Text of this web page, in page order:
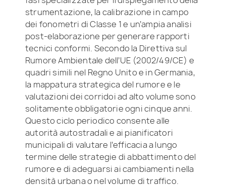
strumentazione, la calibrazione in campo
dei fonometri di Classe 1 e un’ampia analisi
post-elaborazione per generare rapporti
tecnici conformi. Secondo la Direttiva sul
Rumore Ambientale dell’UE (2002/49/CE) e
quadri simili nel Regno Unito e in Germania,
la mappatura strategica del rumore e le
valutazioni dei corridoi ad alto volume sono
solitamente obbligatorie ogni cinque anni.
Questo ciclo periodico consente alle
autorità autostradali e ai pianificatori
municipali di valutare l’efficacia a lungo
termine delle strategie di abbattimento del
rumore e di adeguarsi ai cambiamenti nella
densità urbana o nel volume di traffico.